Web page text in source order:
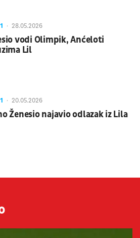
28.05.2026
vodi Olimpik, Anćeloti
Lil
20.05.2026
Ženesio najavio odlazak iz Lila